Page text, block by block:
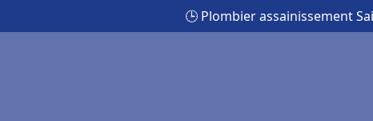
🕒 Plombier assainissement